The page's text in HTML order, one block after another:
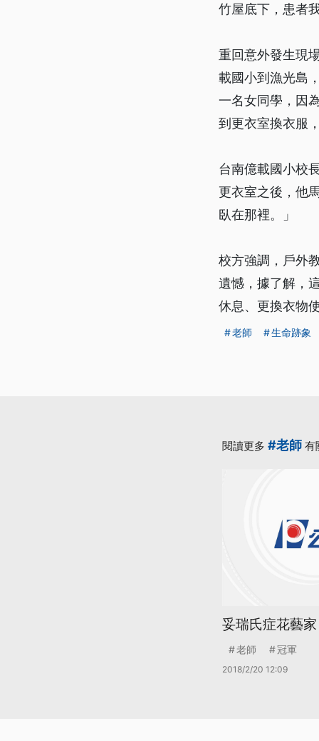
竹屋底下，患者
重回意外發生現
載國小到漁光島
一名女同學，因
到更衣室換衣服
台南億載國小校
更衣室之後，他
臥在那裡。」
校方強調，戶外
遺憾，據了解，
休息、更換衣物
老師 生命跡象
閱讀更多 #老師 有
妥瑞氏症花藝
老師 冠軍
2018/2/20 12:09